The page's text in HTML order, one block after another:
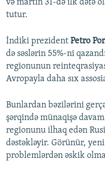
və martın 31-də ilk dəfə
tutur.
İndiki prezident Petro
də səslərin 55%-ni
regionunun
Avropayla daha sıx
Bunlardan bəzilərini
şərqində münaqişə
regionunu ilhaq edən
dəstəkləyir. Görünür,
problemlərdən əskik